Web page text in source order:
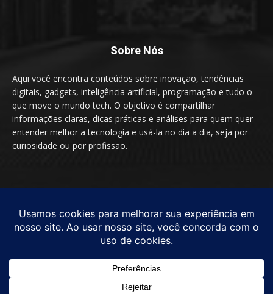
Sobre Nós
Aqui você encontra conteúdos sobre inovação, tendências
digitais, gadgets, inteligência artificial, programação e tudo o
que move o mundo tech. O objetivo é compartilhar
informações claras, dicas práticas e análises para quem quer
entender melhor a tecnologia e usá-la no dia a dia, seja por
curiosidade ou por profissão.